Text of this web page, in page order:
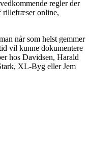
regler der
rillefræser online,
når som helst gemmer
vil kunne dokumentere
hos Davidsen, Harald
XL-Byg eller Jem